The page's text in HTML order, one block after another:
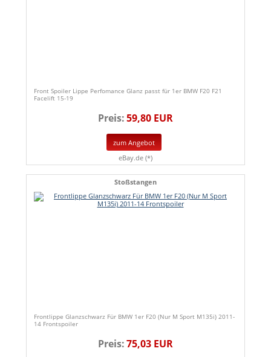
Front Spoiler Lippe Perfomance Glanz passt für 1er BMW F20 F21
Facelift 15-19
Preis:59,80 EUR
zum Angebot
eBay.de (*)
Stoßstangen
Frontlippe Glanzschwarz Für BMW 1er F20 (Nur M Sport M135i) 2011-
14 Frontspoiler
Preis:75,03 EUR